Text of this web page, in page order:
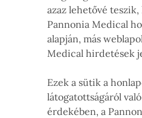
azaz lehetővé teszik,
Pannonia Medical
alapján, más
Medical hirdetések
Ezek a sütik a
látogatottságáról
érdekében, a